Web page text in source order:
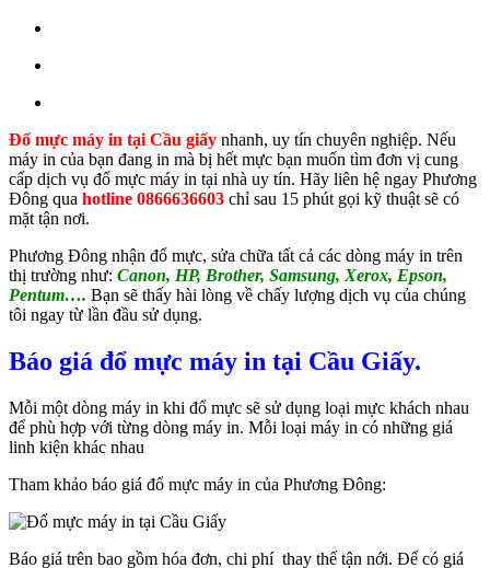
Đổ mực máy in tại Cầu giấy nhanh, uy tín chuyên nghiệp. Nếu
máy in của bạn đang in mà bị hết mực bạn muốn tìm đơn vị cung
cấp dịch vụ đổ mực máy in tại nhà uy tín. Hãy liên hệ ngay Phương
Đông qua hotline 0866636603 chỉ sau 15 phút gọi kỹ thuật sẽ có
mặt tận nơi.
Phương Đông nhận đổ mực, sửa chữa tất cả các dòng máy in trên
thị trường như: Canon, HP, Brother, Samsung, Xerox, Epson,
Pentum…. Bạn sẽ thấy hài lòng về chấy lượng dịch vụ của chúng
tôi ngay từ lần đầu sử dụng.
Báo giá đổ mực máy in tại Cầu Giấy.
Mỗi một dòng máy in khi đổ mực sẽ sử dụng loại mực khách nhau
để phù hợp với từng dòng máy in. Mỗi loại máy in có những giá
linh kiện khác nhau
Tham khảo báo giá đổ mực máy in của Phương Đông:
Báo giá trên bao gồm hóa đơn, chi phí thay thế tận nới. Để có giá